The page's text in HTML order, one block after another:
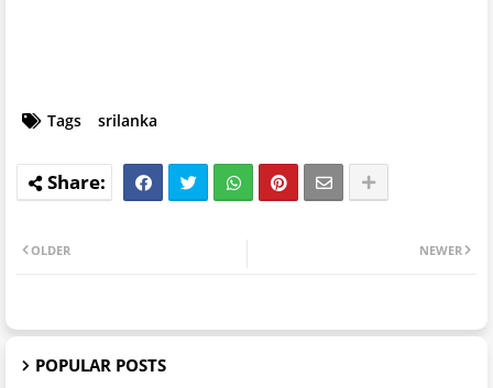
Tags srilanka
NEWER
OLDER
POPULAR POSTS